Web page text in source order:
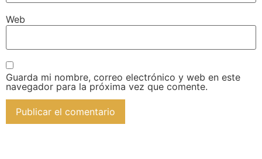
Web
Guarda mi nombre, correo electrónico y web en este
navegador para la próxima vez que comente.